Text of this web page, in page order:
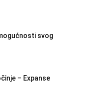
svog
– Expanse